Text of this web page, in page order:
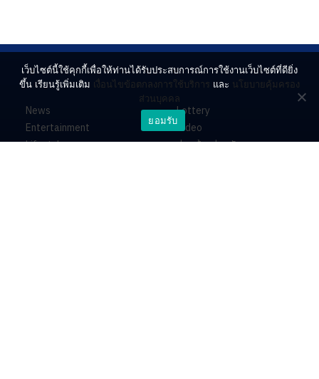
News
Entertainment
Lifestyle
Lottery
Video
ร่วมด้วยช่วยกัน
เว็บไซต์นี้ใช้คุกกี้เพื่อให้ท่านได้รับประสบการณ์การใช้งานเว็บไซต์ที่ดียิ่ง
ขึ้น เรียนรู้เพิ่มเติม เงื่อนไขข้อตกลงการใช้บริการ และ นโยบายคุ้มครอง
ส่วนบุคคล
ยอมรับ